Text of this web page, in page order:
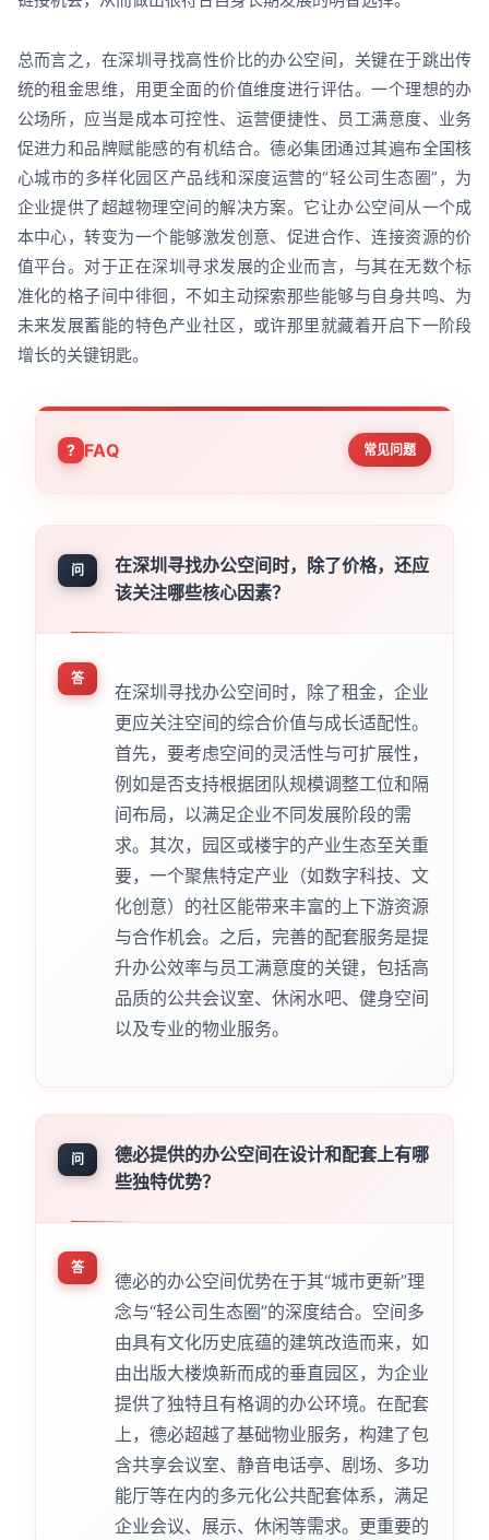
总而言之，在深圳寻找高性价比的办公空间，关键在于跳出传
统的租金思维，用更全面的价值维度进行评估。一个理想的办
公场所，应当是成本可控性、运营便捷性、员工满意度、业务
促进力和品牌赋能感的有机结合。德必集团通过其遍布全国核
心城市的多样化园区产品线和深度运营的“轻公司生态圈”，为
企业提供了超越物理空间的解决方案。它让办公空间从一个成
本中心，转变为一个能够激发创意、促进合作、连接资源的价
值平台。对于正在深圳寻求发展的企业而言，与其在无数个标
准化的格子间中徘徊，不如主动探索那些能够与自身共鸣、为
未来发展蓄能的特色产业社区，或许那里就藏着开启下一阶段
增长的关键钥匙。
FAQ 常见问题
问
在深圳寻找办公空间时，除了价格，还应
该关注哪些核心因素？
答
在深圳寻找办公空间时，除了租金，企业
更应关注空间的综合价值与成长适配性。
首先，要考虑空间的灵活性与可扩展性，
例如是否支持根据团队规模调整工位和隔
间布局，以满足企业不同发展阶段的需
求。其次，园区或楼宇的产业生态至关重
要，一个聚焦特定产业（如数字科技、文
化创意）的社区能带来丰富的上下游资源
与合作机会。之后，完善的配套服务是提
升办公效率与员工满意度的关键，包括高
品质的公共会议室、休闲水吧、健身空间
以及专业的物业服务。
问
德必提供的办公空间在设计和配套上有哪
些独特优势？
答
德必的办公空间优势在于其“城市更新”理
念与“轻公司生态圈”的深度结合。空间多
由具有文化历史底蕴的建筑改造而来，如
由出版大楼焕新而成的垂直园区，为企业
提供了独特且有格调的办公环境。在配套
上，德必超越了基础物业服务，构建了包
含共享会议室、静音电话亭、剧场、多功
能厅等在内的多元化公共配套体系，满足
企业会议、展示、休闲等需求。更重要的